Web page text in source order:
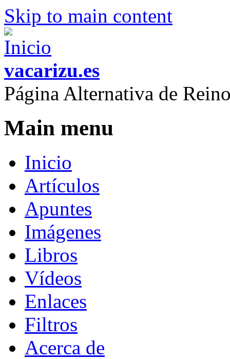
Skip to main content
vacarizu.es
Página Alternativa de
Main menu
Inicio
Artículos
Apuntes
Imágenes
Libros
Vídeos
Enlaces
Filtros
Acerca de